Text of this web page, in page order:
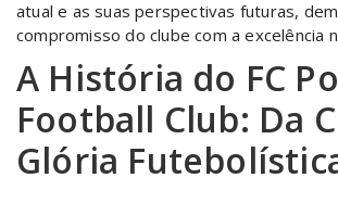
atual e as suas perspectivas futuras,
compromisso do clube com a excelência
A História do FC
Football Club: Da
Glória